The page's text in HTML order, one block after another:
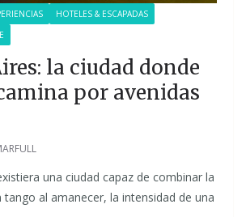
HOTELES & ESCAPADAS
la ciudad donde
por avenidas
una ciudad capaz de combinar la
tango al amanecer, la intensidad de una